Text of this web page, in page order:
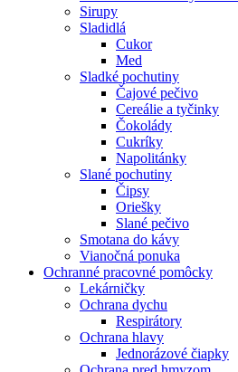
Sirupy
Sladidlá
Cukor
Med
Sladké pochutiny
Čajové pečivo
Cereálie a tyčinky
Čokolády
Cukríky
Napolitánky
Slané pochutiny
Čipsy
Oriešky
Slané pečivo
Smotana do kávy
Vianočná ponuka
Ochranné pracovné pomôcky
Lekárničky
Ochrana dychu
Respirátory
Ochrana hlavy
Jednorázové čiapky